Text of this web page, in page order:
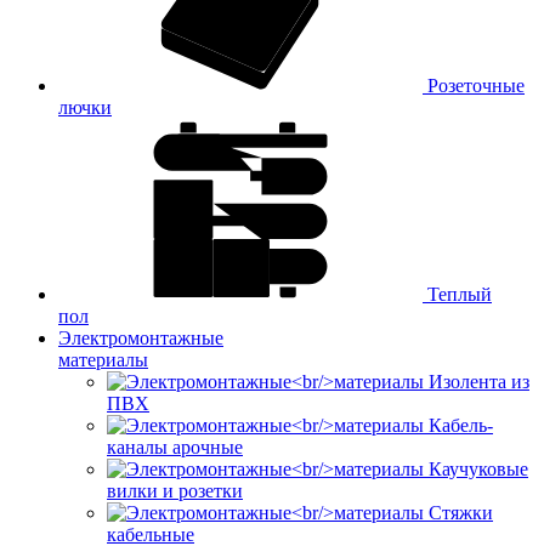
Розеточные
лючки
Теплый
пол
Электромонтажные
материалы
Изолента из
ПВХ
Кабель-
каналы арочные
Каучуковые
вилки и розетки
Стяжки
кабельные